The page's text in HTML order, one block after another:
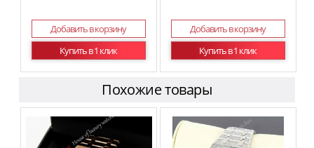
Добавить в корзину
Купить в 1 клик
Добавить в корзину
Купить в 1 клик
Похожие товары